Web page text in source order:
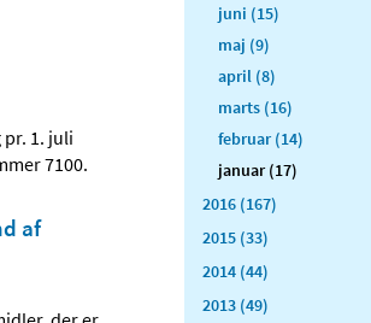
1. juli
7100.
af
juni (15)
maj (9)
april (8)
marts (16)
februar (14)
januar (17)
2016 (167)
2015 (33)
2014 (44)
2013 (49)